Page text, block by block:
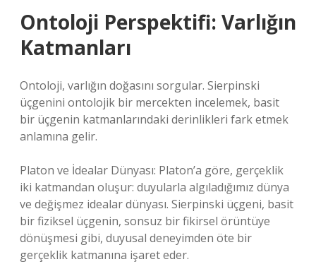
Ontoloji Perspektifi: Varlığın
Katmanları
Ontoloji, varlığın doğasını sorgular. Sierpinski
üçgenini ontolojik bir mercekten incelemek, basit
bir üçgenin katmanlarındaki derinlikleri fark etmek
anlamına gelir.
Platon ve İdealar Dünyası: Platon’a göre, gerçeklik
iki katmandan oluşur: duyularla algıladığımız dünya
ve değişmez idealar dünyası. Sierpinski üçgeni, basit
bir fiziksel üçgenin, sonsuz bir fikirsel örüntüye
dönüşmesi gibi, duyusal deneyimden öte bir
gerçeklik katmanına işaret eder.